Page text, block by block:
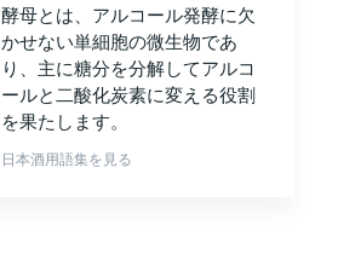
酵母とは、アルコール発酵に欠
かせない単細胞の微生物であ
り、主に糖分を分解してアルコ
ールと二酸化炭素に変える役割
を果たします。
日本酒用語集を見る